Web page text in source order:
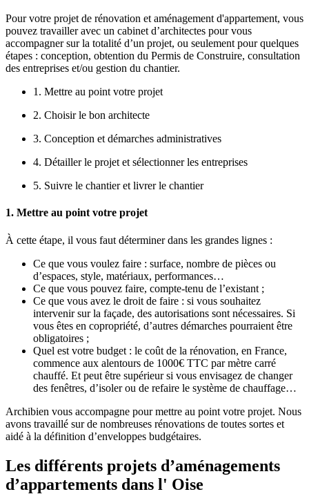
Pour votre projet de rénovation et aménagement d'appartement, vous
pouvez travailler avec un cabinet d’architectes pour vous
accompagner sur la totalité d’un projet, ou seulement pour quelques
étapes : conception, obtention du Permis de Construire, consultation
des entreprises et/ou gestion du chantier.
1. Mettre au point votre projet
2. Choisir le bon architecte
3. Conception et démarches administratives
4. Détailler le projet et sélectionner les entreprises
5. Suivre le chantier et livrer le chantier
1. Mettre au point votre projet
À cette étape, il vous faut déterminer dans les grandes lignes :
Ce que vous voulez faire : surface, nombre de pièces ou
d’espaces, style, matériaux, performances…
Ce que vous pouvez faire, compte-tenu de l’existant ;
Ce que vous avez le droit de faire : si vous souhaitez
intervenir sur la façade, des autorisations sont nécessaires. Si
vous êtes en copropriété, d’autres démarches pourraient être
obligatoires ;
Quel est votre budget : le coût de la rénovation, en France,
commence aux alentours de 1000€ TTC par mètre carré
chauffé. Et peut être supérieur si vous envisagez de changer
des fenêtres, d’isoler ou de refaire le système de chauffage…
Archibien vous accompagne pour mettre au point votre projet. Nous
avons travaillé sur de nombreuses rénovations de toutes sortes et
aidé à la définition d’enveloppes budgétaires.
Les différents projets d’aménagements
d’appartements dans l' Oise